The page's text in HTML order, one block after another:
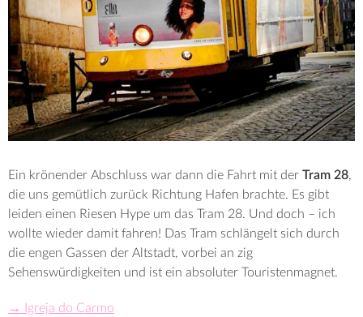
Ein krönender Abschluss war dann die Fahrt mit der Tram 28,
die uns gemütlich zurück Richtung Hafen brachte. Es gibt
leiden einen Riesen Hype um das Tram 28. Und doch – ich
wollte wieder damit fahren! Das Tram schlängelt sich durch
die engen Gassen der Altstadt, vorbei an zig
Sehenswürdigkeiten und ist ein absoluter Touristenmagnet.
→ Igreja do Carmo